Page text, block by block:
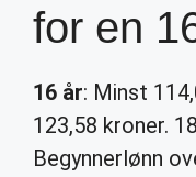
for en
16 år: Minst
123,58 kroner. 18
Begynnerlønn